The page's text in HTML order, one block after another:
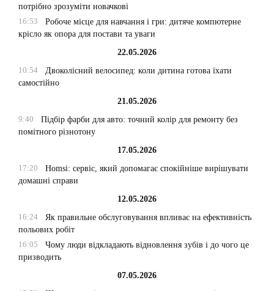
потрібно зрозуміти новачкові
16:53
Робоче місце для навчання і гри: дитяче компютерне
крісло як опора для постави та уваги
22.05.2026
10:54
Двоколісний велосипед: коли дитина готова їхати
самостійно
21.05.2026
9:40
Підбір фарби для авто: точний колір для ремонту без
помітного різнотону
17.05.2026
17:20
Homsi: сервіс, який допомагає спокійніше вирішувати
домашні справи
12.05.2026
16:24
Як правильне обслуговування впливає на ефективність
польових робіт
16:05
Чому люди відкладають відновлення зубів і до чого це
призводить
07.05.2026